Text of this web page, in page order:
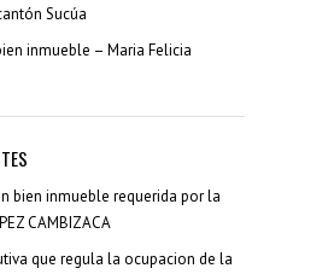
Sucúa
inmueble – Maria Felicia
bien inmueble requerida por la
CAMBIZACA
que regula la ocupacion de la